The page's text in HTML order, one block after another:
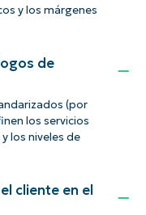
y los márgenes
de
(por
los servicios
los niveles de
cliente en el